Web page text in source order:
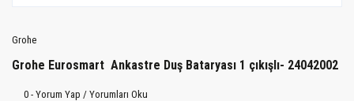
Grohe
Grohe Eurosmart Ankastre Duş Bataryası 1 çıkışlı- 24042002
0 - Yorum Yap / Yorumları Oku